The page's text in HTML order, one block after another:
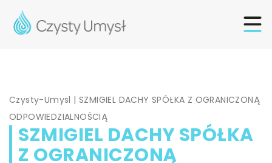
Czysty-Umysl |SZMIGIEL DACHY SPÓŁKA Z OGRANICZONĄ
ODPOWIEDZIALNOŚCIĄ
SZMIGIEL DACHY SPÓŁKA
Z OGRANICZONĄ